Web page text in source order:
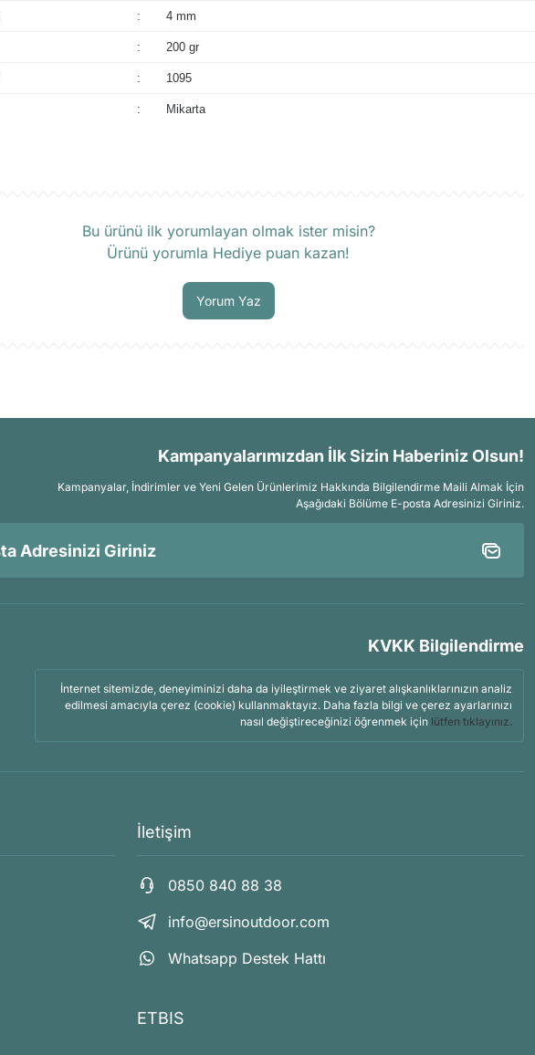
: 4 mm
: 200 gr
: 1095
: Mikarta
Bu ürünü ilk yorumlayan olmak ister misin?
Ürünü yorumla Hediye puan kazan!
Yorum Yaz
Kampanyalarımızdan İlk Sizin Haberiniz Olsun!
Kampanyalar, İndirimler ve Yeni Gelen Ürünlerimiz Hakkında Bilgilendirme Maili Almak İçin
Aşağıdaki Bölüme E-posta Adresinizi Giriniz.
KVKK Bilgilendirme
İnternet sitemizde, deneyiminizi daha da iyileştirmek ve ziyaret alışkanlıklarınızın analiz
edilmesi amacıyla çerez (cookie) kullanmaktayız. Daha fazla bilgi ve çerez ayarlarınızı
nasıl değiştireceğinizi öğrenmek için lütfen tıklayınız.
İletişim
0850 840 88 38
info@ersinoutdoor.com
Whatsapp Destek Hattı
ETBIS